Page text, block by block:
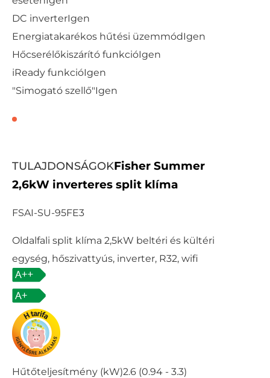
DC inverterIgen
Energiatakarékos hűtési üzemmódIgen
Hőcserélőkiszárító funkcióIgen
iReady funkcióIgen
"Simogató szellő"Igen
TULAJDONSÁGOKFisher Summer
2,6kW inverteres split klíma
FSAI-SU-95FE3
Oldalfali split klíma 2,5kW beltéri és kültéri
egység, hőszivattyús, inverter, R32, wifi
Hűtőteljesítmény (kW)2.6 (0.94 - 3.3)